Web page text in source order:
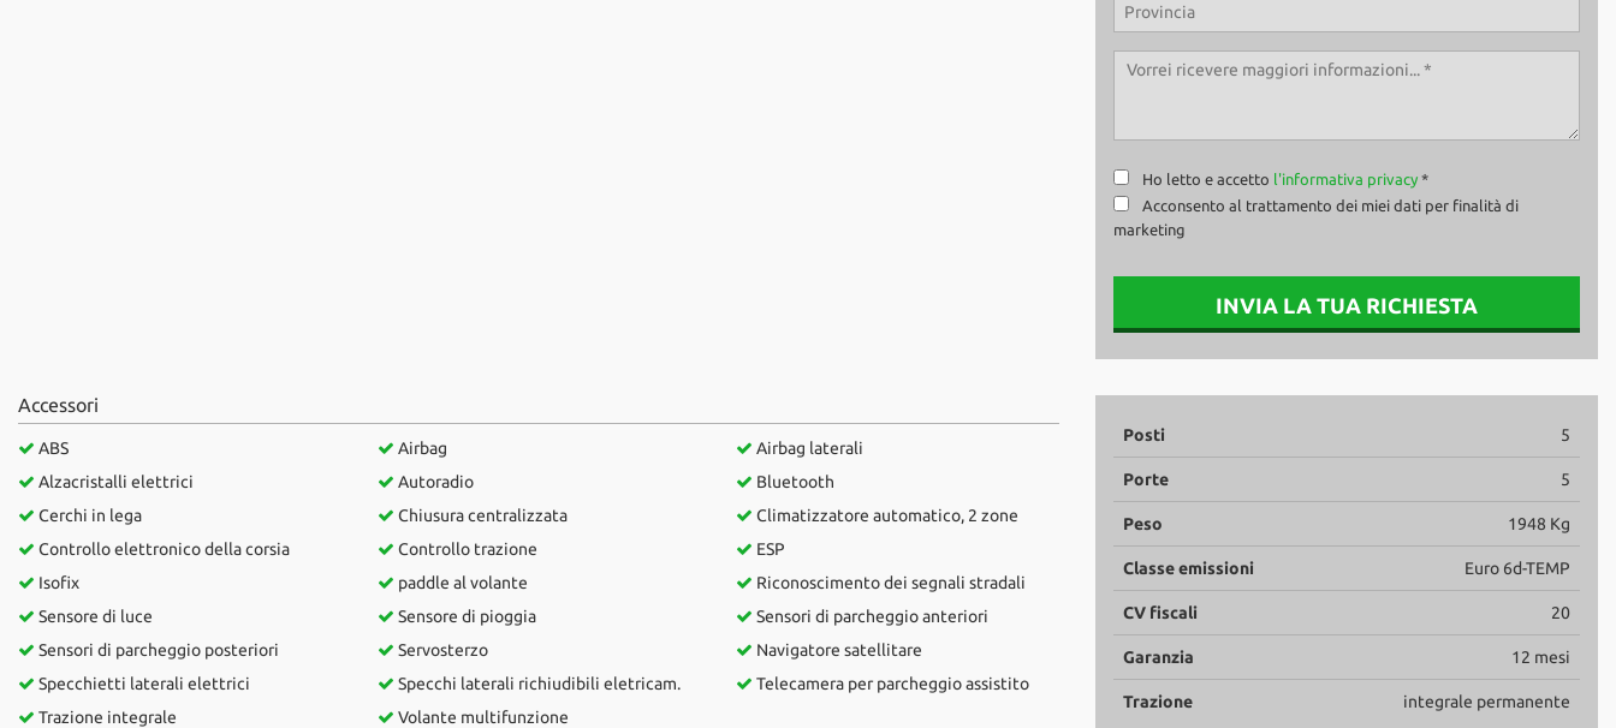
Ho letto e accetto l'informativa privacy *
Acconsento al trattamento dei miei dati per finalità di
marketing
INVIA LA TUA RICHIESTA
Accessori
ABS
Alzacristalli elettrici
Cerchi in lega
Controllo elettronico della corsia
Isofix
Sensore di luce
Sensori di parcheggio posteriori
Specchietti laterali elettrici
Trazione integrale
Airbag
Autoradio
Chiusura centralizzata
Controllo trazione
paddle al volante
Sensore di pioggia
Servosterzo
Specchi laterali richiudibili eletricam.
Volante multifunzione
Airbag laterali
Bluetooth
Climatizzatore automatico, 2 zone
ESP
Riconoscimento dei segnali stradali
Sensori di parcheggio anteriori
Navigatore satellitare
Telecamera per parcheggio assistito
Posti 5
Porte 5
Peso 1948 Kg
Classe emissioni Euro 6d-TEMP
CV fiscali 20
Garanzia 12 mesi
Trazione integrale permanente
in
momento.
Cookie necessari